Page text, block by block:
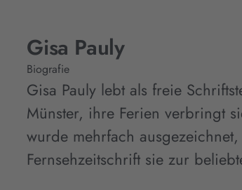
Gisa Pauly
Biografie
Gisa Pauly lebt als freie
Münster, ihre Ferien verbringt
wurde mehrfach
Fernsehzeitschrift sie zur